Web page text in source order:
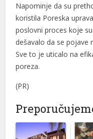
Napominje da su
koristila Poreska
poslovni proces koje
dešavalo da se pojave
Sve to je uticalo na
poreza.
(PR)